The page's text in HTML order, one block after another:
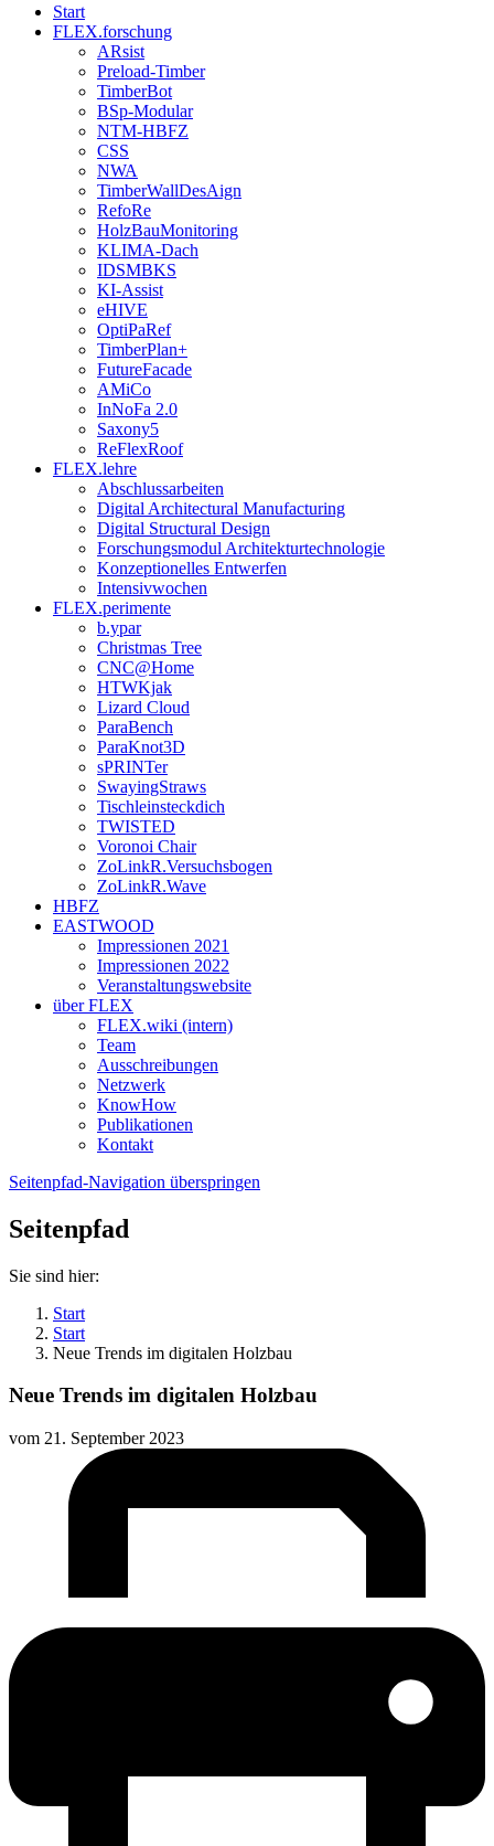
Start
FLEX.forschung
ARsist
Preload-Timber
TimberBot
BSp-Modular
NTM-HBFZ
CSS
NWA
TimberWallDesAign
RefoRe
HolzBauMonitoring
KLIMA-Dach
IDSMBKS
KI-Assist
eHIVE
OptiPaRef
TimberPlan+
FutureFacade
AMiCo
InNoFa 2.0
Saxony5
ReFlexRoof
FLEX.lehre
Abschlussarbeiten
Digital Architectural Manufacturing
Digital Structural Design
Forschungsmodul Architekturtechnologie
Konzeptionelles Entwerfen
Intensivwochen
FLEX.perimente
b.ypar
Christmas Tree
CNC@Home
HTWKjak
Lizard Cloud
ParaBench
ParaKnot3D
sPRINTer
SwayingStraws
Tischleinsteckdich
TWISTED
Voronoi Chair
ZoLinkR.Versuchsbogen
ZoLinkR.Wave
HBFZ
EASTWOOD
Impressionen 2021
Impressionen 2022
Veranstaltungswebsite
über FLEX
FLEX.wiki (intern)
Team
Ausschreibungen
Netzwerk
KnowHow
Publikationen
Kontakt
Seitenpfad-Navigation überspringen
Seitenpfad
Sie sind hier:
Start
Start
Neue Trends im digitalen Holzbau
Neue Trends im digitalen Holzbau
vom 21. September 2023